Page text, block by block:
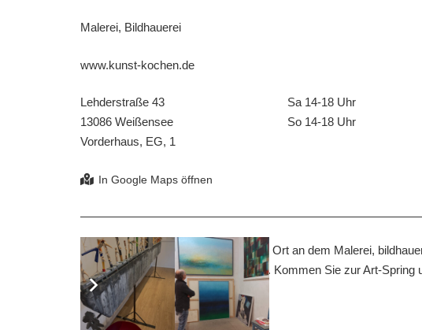
Malerei, Bildhauerei
www.kunst-kochen.de
Lehderstraße 43
13086 Weißensee
Vorderhaus, EG, 1
Sa 14-18 Uhr
So 14-18 Uhr
Die Event-Galerie Kunst-Kochen, ein Ort an dem Malerei,
aufeinandertreffen, zusammenfinden. Kommen Sie zur Art-Spring